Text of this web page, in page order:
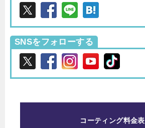
SNSをフォローする
コーティング料金表